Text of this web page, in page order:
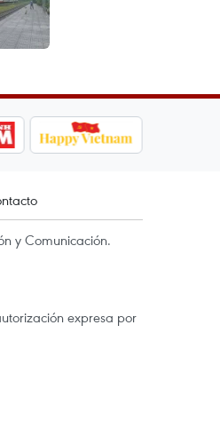
y Comunicación.
expresa por